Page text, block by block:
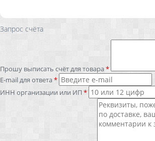
Запрос счёта
Прошу выписать счёт для товара*
E-mail для ответа*
ИНН организации или ИП*